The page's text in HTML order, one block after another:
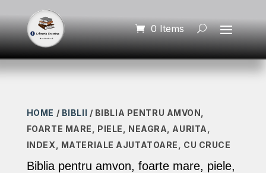
0 Items
HOME / BIBLII / BIBLIA PENTRU AMVON,
FOARTE MARE, PIELE, NEAGRA, AURITA,
INDEX, MATERIALE AJUTATOARE, CU CRUCE
Biblia pentru amvon, foarte mare, piele,